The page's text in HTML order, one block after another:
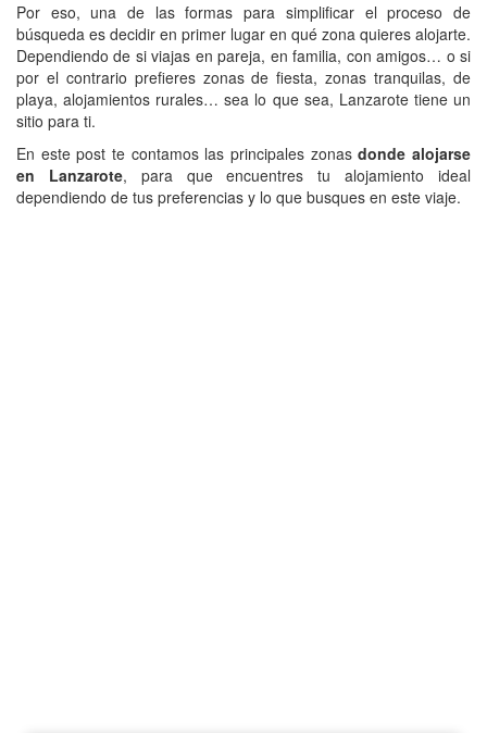
Por eso, una de las formas para simplificar el proceso de
búsqueda es decidir en primer lugar en qué zona quieres alojarte.
Dependiendo de si viajas en pareja, en familia, con amigos… o si
por el contrario prefieres zonas de fiesta, zonas tranquilas, de
playa, alojamientos rurales… sea lo que sea, Lanzarote tiene un
sitio para ti.
En este post te contamos las principales zonasdonde alojarse
en Lanzarote, para que encuentres tu alojamiento ideal
dependiendo de tus preferencias y lo que busques en este viaje.